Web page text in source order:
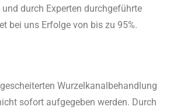
und durch Experten durchgeführte
bei uns Erfolge von bis zu 95%.
Wurzelkanalbehandlung
sofort aufgegeben werden. Durch